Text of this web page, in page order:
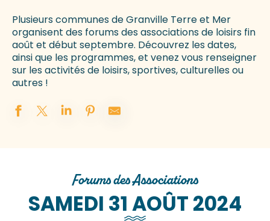
Plusieurs communes de Granville Terre et Mer
organisent des forums des associations de loisirs fin
août et début septembre. Découvrez les dates,
ainsi que les programmes, et venez vous renseigner
sur les activités de loisirs, sportives, culturelles ou
autres !
Forums des Associations
SAMEDI 31 AOÛT 2024